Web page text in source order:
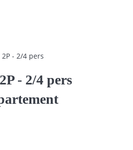
2P - 2/4 pers
- 2/4 pers